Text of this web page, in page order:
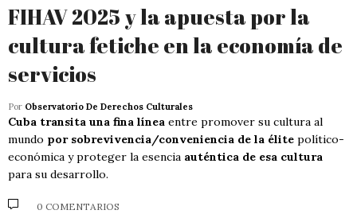
FIHAV 2025 y la apuesta por la
cultura fetiche en la economía de
servicios
Por Observatorio De Derechos Culturales
Cuba transita una fina línea entre promover su cultura al
mundo por sobrevivencia/conveniencia de la élite político-
económica y proteger la esencia auténtica de esa cultura
para su desarrollo.
0 COMENTARIOS